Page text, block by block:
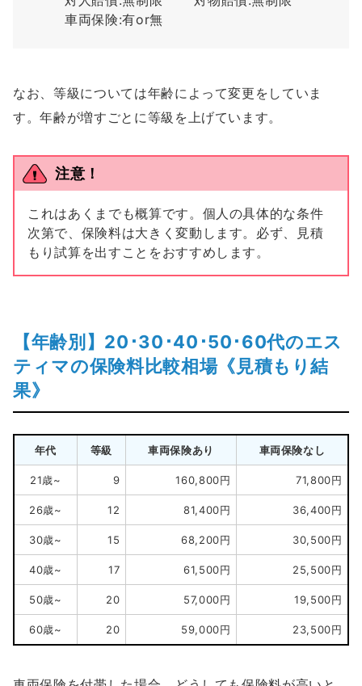
車両保険:有or無
なお、等級については年齢によって変更をしていま
す。年齢が増すごとに等級を上げています。
注意！
これはあくまでも概算です。個人の具体的な条件
次第で、保険料は大きく変動します。必ず、見積
もり試算を出すことをおすすめします。
【年齢別】20･30･40･50･60代のエス
ティマの保険料比較相場《見積もり結
果》
年代 等級 車両保険あり 車両保険なし
21歳~ 9 160,800円 71,800円
26歳~ 12 81,400円 36,400円
30歳~ 15 68,200円 30,500円
40歳~ 17 61,500円 25,500円
50歳~ 20 57,000円 19,500円
60歳~ 20 59,000円 23,500円